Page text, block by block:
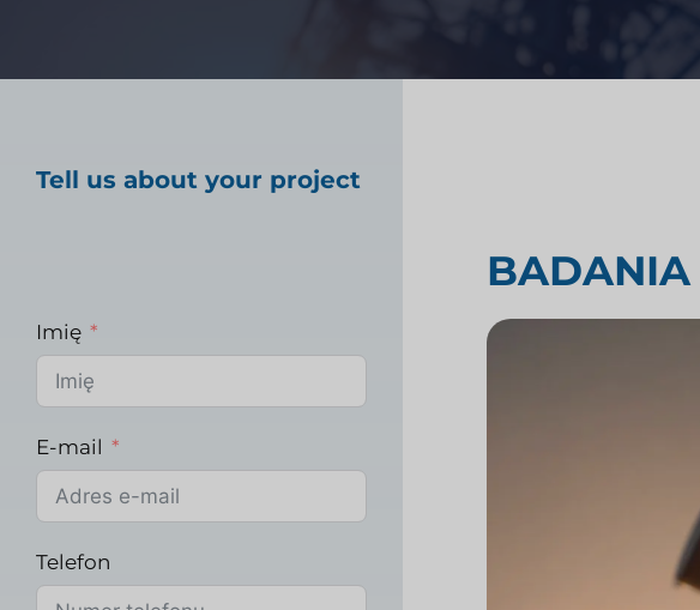
Badania rynku opieki zdrowotnej
Badania rynku przemysłowego
BADANIA
Tell us about your project
Imię
E-mail
Telefon